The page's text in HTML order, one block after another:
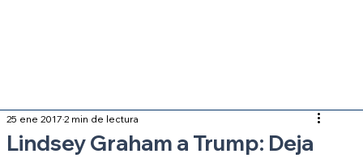
Lindsey Graham a Trump: Deja
25 ene 20172 min de lectura